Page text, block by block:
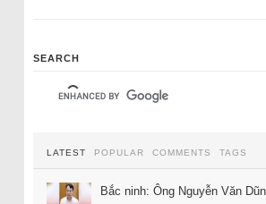
SEARCH
LATEST POPULAR COMMENTS TAGS
Bắc ninh: Ông Nguyễn Văn